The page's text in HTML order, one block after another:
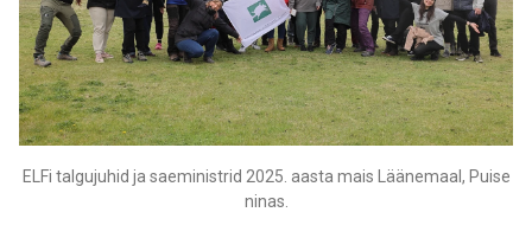
ELFi talgujuhid ja saeministrid 2025. aasta mais Läänemaal, Puise
ninas.